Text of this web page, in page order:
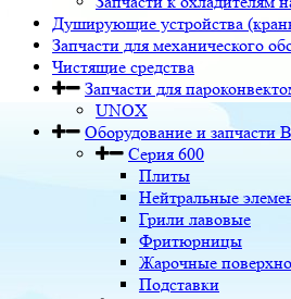
Душирующие устройства
Запчасти для механического
Чистящие средства
Запчасти для
UNOX
Оборудование и запчасти
Серия 600
Плиты
Нейтральные
Грили лавовые
Фритюрницы
Жарочные
Подставки